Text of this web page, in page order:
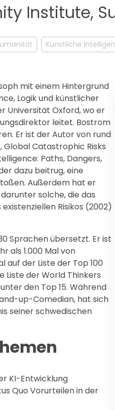
Institute,
Künstliche
mit einem Hintergrund
Logik und künstlicher
Universität Oxford, wo er
leitet. Bostrom
Er ist der Autor von rund
Catastrophic Risks
Paths, Dangers,
dazu beitrug, eine
Außerdem hat er
solche, die das
Risikos (2002)
Sprachen übersetzt. Er ist
als 1.000 Mal von
auf der Liste der Top 100
Liste der World Thinkers
den Top 15. Während
up-Comedian, hat sich
seiner schwedischen
KI-Entwicklung
Quo Vorurteilen in der